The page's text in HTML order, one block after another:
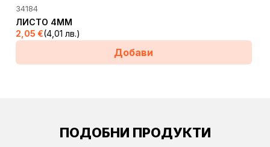
34184
ЛИСТО 4ММ
2,05 €(4,01 лв.)
Добави
ПОДОБНИ ПРОДУКТИ